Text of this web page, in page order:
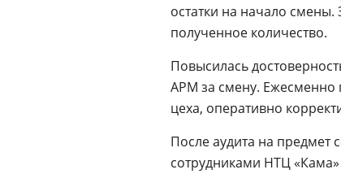
остатки на начало
полученное количество.
Повысилась
АРМ за смену. Ежесменно
цеха, оперативно
После аудита на предмет
сотрудниками НТЦ «Кама»